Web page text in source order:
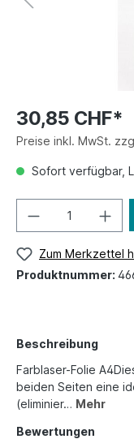
30,85 CHF*
Preise inkl. MwSt.
Sofort verfügbar,
Zum Merkzettel
Produktnummer:
Beschreibung
Farblaser-Folie
beiden Seiten eine
(eliminier… Mehr
Bewertungen